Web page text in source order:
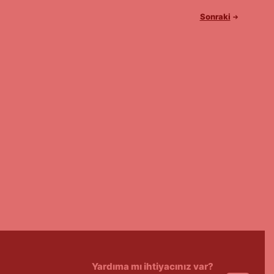
Sonraki
Yardıma mı ihtiyacınız var?